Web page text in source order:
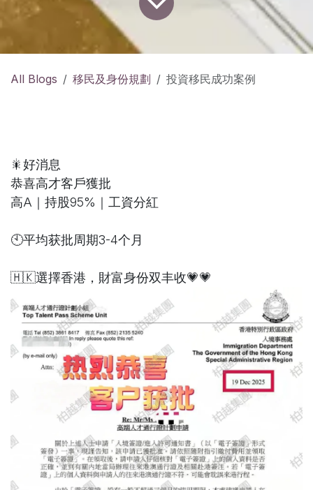
All Blogs 移民及身份規劃 投資移民成功案例
🎇好消息
恭喜高才客戶獲批
高A｜持股95%｜工資分紅
🕙平均获批周期3-4个月
🇭🇰選擇香港，財富身份双丰收💗💗